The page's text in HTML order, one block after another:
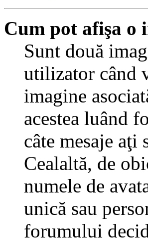
Cum pot afişa o
Sunt două
utilizator când
imagine
acestea luând
câte mesaje aţi
Cealaltă, de
numele de
unică sau
forumului